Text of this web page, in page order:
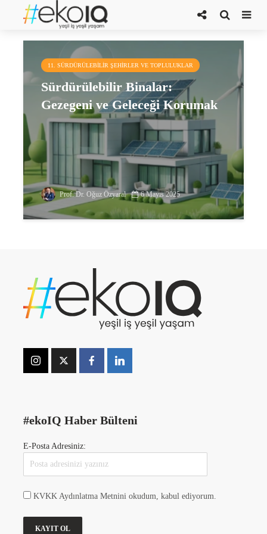
çevre dostu binalar
11. SÜRDÜRÜLEBILIR ŞEHIRLER VE TOPLULUKLAR
Sürdürülebilir Binalar:
Gezegeni ve Geleceği Korumak
Prof. Dr. Oğuz Özyaral 6 Mayıs 2025
#ekoIQ Haber Bülteni
E-Posta Adresiniz:
KVKK Aydınlatma Metnini okudum, kabul ediyorum.